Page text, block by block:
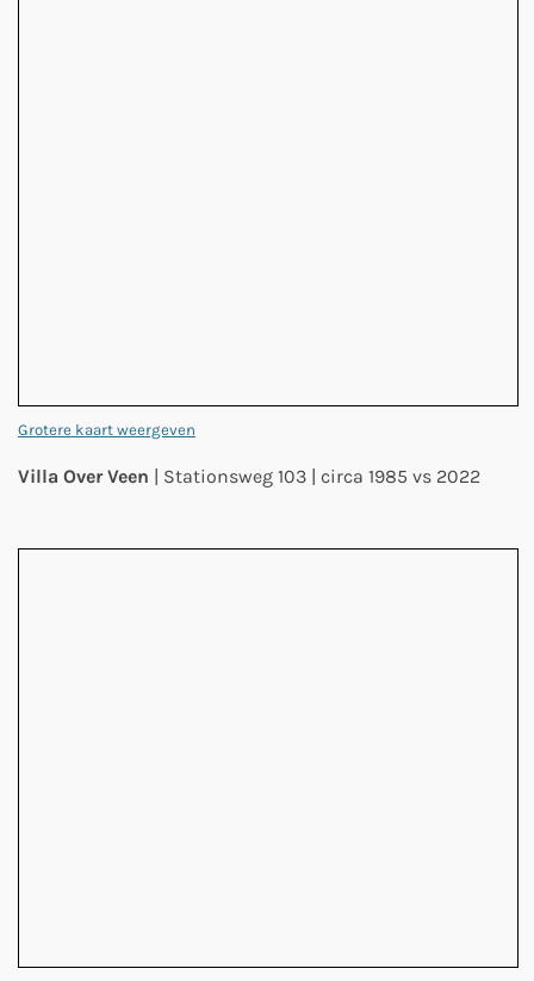
Grotere kaart weergeven
Villa Over Veen | Stationsweg 103 | circa 1985 vs 2022